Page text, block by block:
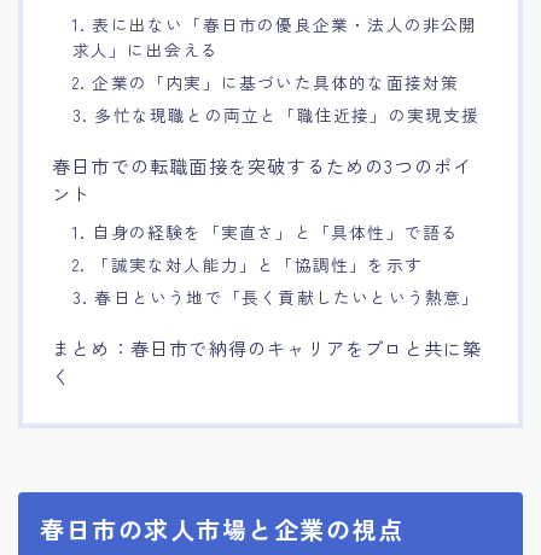
1. 表に出ない「春日市の優良企業・法人の非公開
求人」に出会える
2. 企業の「内実」に基づいた具体的な面接対策
3. 多忙な現職との両立と「職住近接」の実現支援
春日市での転職面接を突破するための3つのポイ
ント
1. 自身の経験を「実直さ」と「具体性」で語る
2. 「誠実な対人能力」と「協調性」を示す
3. 春日という地で「長く貢献したいという熱意」
まとめ：春日市で納得のキャリアをプロと共に築
く
春日市の求人市場と企業の視点